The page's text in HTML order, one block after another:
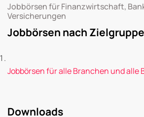
Jobbörsen für Finanzwirtschaft,
Versicherungen
Jobbörsen nach
Jobbörsen für alle Branchen und alle
Downloads